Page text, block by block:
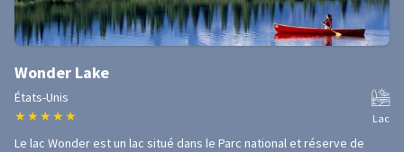
Wonder Lake
États-Unis
★ ★ ★ ★ ★ Lac
Le lac Wonder est un lac situé dans le Parc national et réserve de